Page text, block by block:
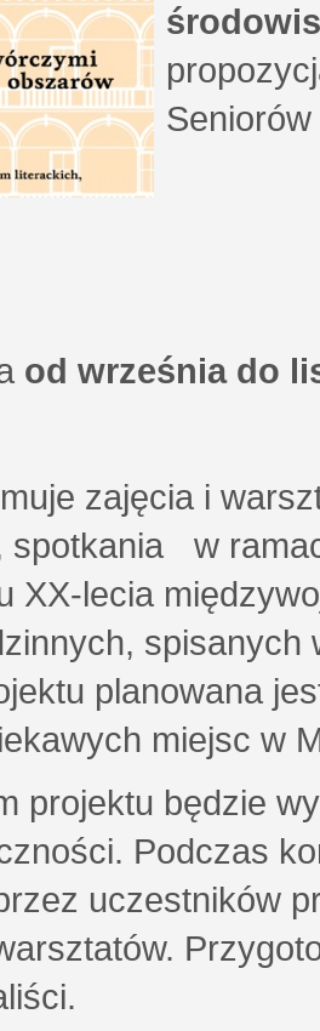
od września do
zajęcia i
spotkania w
XX-lecia
planowana
miejsc w
projektu będzie
Podczas
uczestników